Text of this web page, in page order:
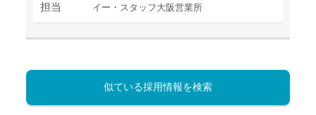
担当 イー・スタッフ大阪営業所
似ている採用情報を検索